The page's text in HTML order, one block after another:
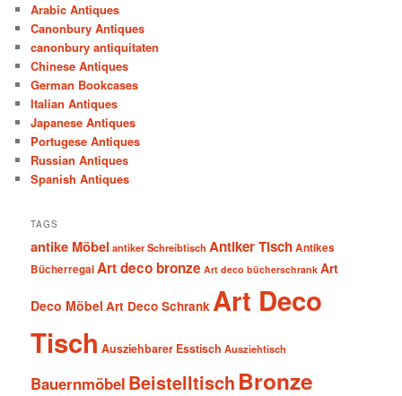
Arabic Antiques
Canonbury Antiques
canonbury antiquitaten
Chinese Antiques
German Bookcases
Italian Antiques
Japanese Antiques
Portugese Antiques
Russian Antiques
Spanish Antiques
TAGS
antike Möbel antiker Schreibtisch Antiker TischAntikes
BücherregalArt deco bronze Art deco bücherschrank Art
Deco Möbel Art Deco Schrank Art Deco
Tisch Ausziehbarer Esstisch Ausziehtisch
Bauernmöbel Beistelltisch Bronze